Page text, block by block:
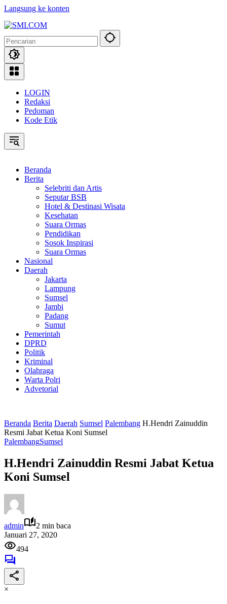
Langsung ke konten
LOGIN
Redaksi
Pedoman
Kode Etik
Beranda
Berita
Selebriti dan Artis
Seputar BSB
Hotel & Destinasi Wisata
Kesehatan
Suara Ormas
Pendidikan
Sosok Inspirasi
Suara Ormas
Nasional
Daerah
Jakarta
Lampung
Sumsel
Jambi
Padang
Sumut
Pemerintah
DPRD
Politik
Kriminal
Olahraga
Warta Polri
Advetorial
Beranda Berita Daerah Sumsel Palembang H.Hendri Zainuddin
Resmi Jabat Ketua Koni Sumsel
PalembangSumsel
H.Hendri Zainuddin Resmi Jabat Ketua
Koni Sumsel
admin
2 min baca
Januari 27, 2020
494
×